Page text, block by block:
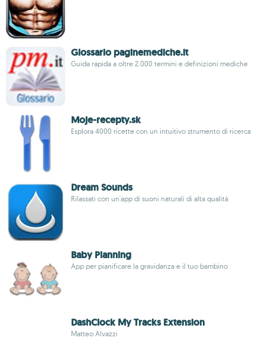
Glossario paginemediche.it
Guida rapida a oltre 2.000 termini e definizioni mediche
Moje-recepty.sk
Esplora 4000 ricette con un intuitivo strumento di ricerca
Dream Sounds
Rilassati con un'app di suoni naturali di alta qualità
Baby Planning
App per pianificare la gravidanza e il tuo bambino
DashClock My Tracks Extension
Matteo Alvazzi